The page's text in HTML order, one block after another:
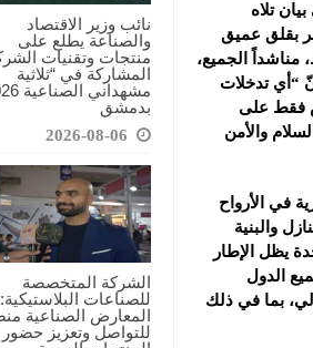
نائب وزير الاقتصاد
والصناعة يطلع على
منتجات وتقنيات
المشاركة في “ثلاثية
بدمشق
2026-08-06
الشركة المتخصصة
للصناعات البلاستيكية:
المعارض الصناعية
للتواصل وتعزيز حضور
تلاه
بقلق عميق
مناشداً الجميع،
“أي تدخلات
فقط على
والأمن
في الأرواح
والبنية
يظل الإطار
الدول
بما في ذلك